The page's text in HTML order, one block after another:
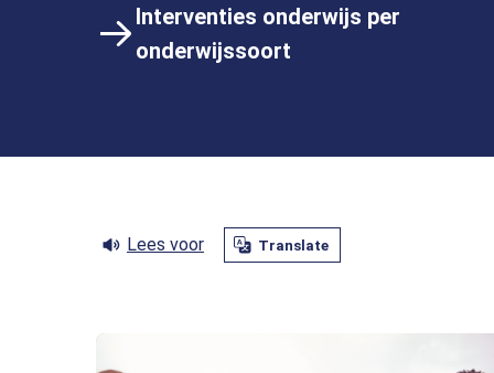
Interventies onderwijs per
onderwijssoort
Lees voor Translate